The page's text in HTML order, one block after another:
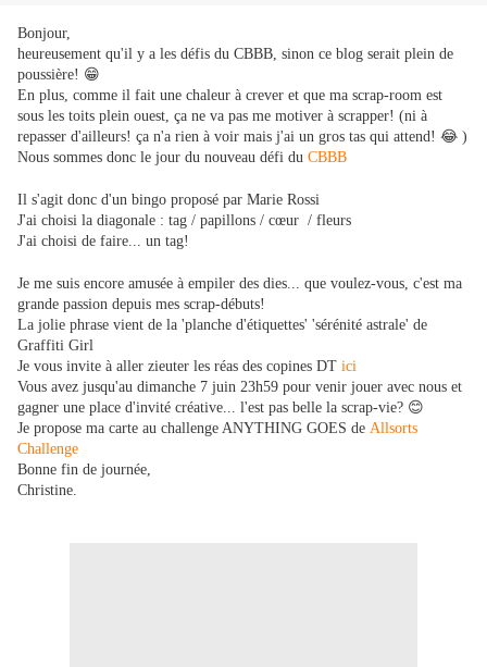
Bonjour,
heureusement qu'il y a les défis du CBBB, sinon ce blog serait plein de
poussière! 😁
En plus, comme il fait une chaleur à crever et que ma scrap-room est
sous les toits plein ouest, ça ne va pas me motiver à scrapper! (ni à
repasser d'ailleurs! ça n'a rien à voir mais j'ai un gros tas qui attend! 😂 )
Nous sommes donc le jour du nouveau défi du CBBB
Il s'agit donc d'un bingo proposé par Marie Rossi
J'ai choisi la diagonale : tag / papillons / cœur / fleurs
J'ai choisi de faire... un tag!
Je me suis encore amusée à empiler des dies... que voulez-vous, c'est ma
grande passion depuis mes scrap-débuts!
La jolie phrase vient de la 'planche d'étiquettes' 'sérénité astrale' de
Graffiti Girl
Je vous invite à aller zieuter les réas des copines DT ici
Vous avez jusqu'au dimanche 7 juin 23h59 pour venir jouer avec nous et
gagner une place d'invité créative... l'est pas belle la scrap-vie? 😊
Je propose ma carte au challenge ANYTHING GOES de Allsorts
Challenge
Bonne fin de journée,
Christine.